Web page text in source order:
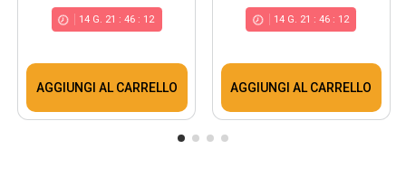
14 G. 21 :46 : 12
AGGIUNGI AL CARRELLO
14G. 21 : 46: 12
AGGIUNGI AL CARRELLO